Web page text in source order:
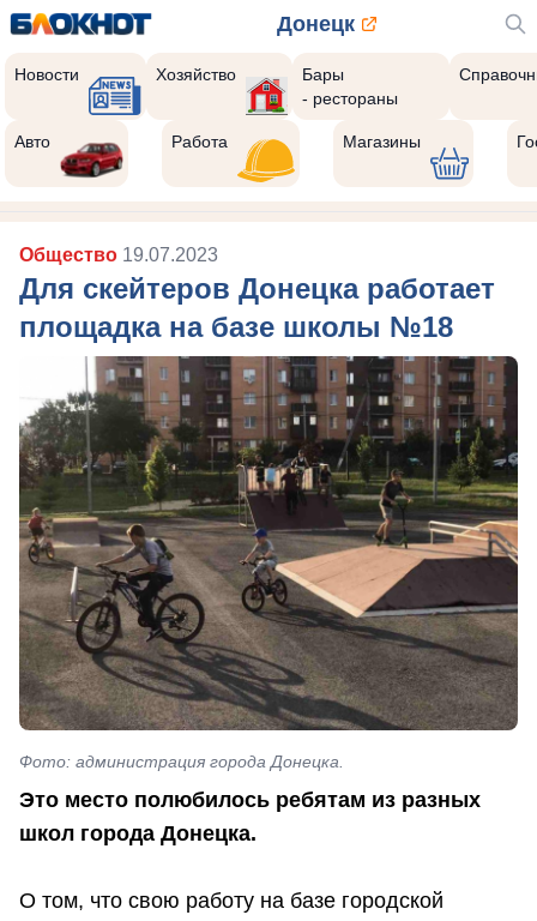
Донецк
Новости Хозяйство
Бары
- рестораны
Авто Работа Магазины
Общество 19.07.2023
Для скейтеров Донецка работает
площадка на базе школы №18
Фото: администрация города Донецка.
Это место полюбилось ребятам из разных
школ города Донецка.
О том, что свою работу на базе городской